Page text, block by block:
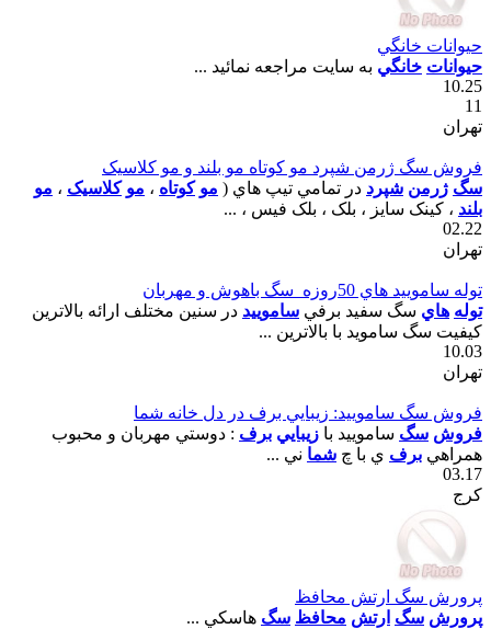
حيوانات خانگي
حيوانات خانگي به سايت مراجعه نمائيد ...
10.25
11
تهران
فروش سگ ژرمن شپرد مو کوتاه مو بلند و مو کلاسيک
سگ ژرمن شپرد در تمامي تيپ هاي ( مو کوتاه ، مو کلاسيک ، مو
بلند ، کينک سايز ، بلک ، بلک فيس ، ...
02.22
تهران
توله ساموييد هاي 50روزه_سگ باهوش و مهربان
توله هاي سگ سفيد برفي ساموييد در سنين مختلف ارائه بالاترين
کيفيت سگ سامويد با بالاترين ...
10.03
تهران
فروش سگ ساموييد: زيبايي برف در دل خانه شما
فروش سگ ساموييد با زيبايي برف : دوستي مهربان و محبوب
همراهي برف ي با چ شما ني ...
03.17
کرج
پرورش سگ ارتش محافظ
پرورش سگ ارتش محافظ سگ هاسکي ...